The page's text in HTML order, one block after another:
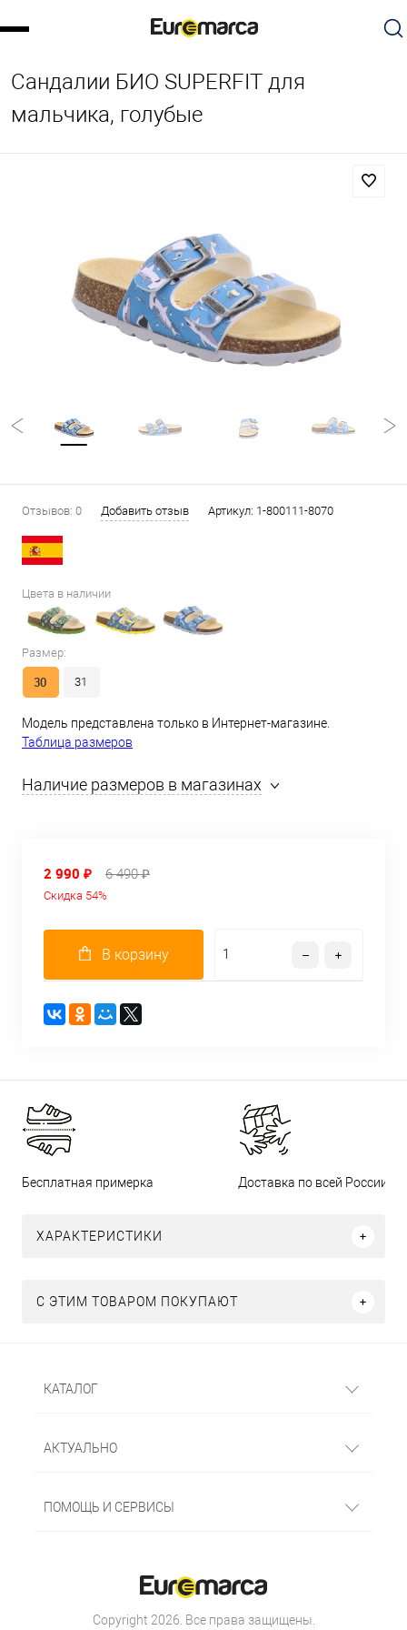
Сандалии БИО SUPERFIT для
мальчика, голубые
Отзывов: 0 Добавить отзыв Артикул: 1-800111-8070
Цвета в наличии
Размер:
30 31
Модель представлена только в Интернет-магазине.
Таблица размеров
Наличие размеров в магазинах
2 990 ₽ 6 490 ₽
Скидка 54%
В корзину
Бесплатная примерка Доставка по всей России
ХАРАКТЕРИСТИКИ
С ЭТИМ ТОВАРОМ ПОКУПАЮТ
КАТАЛОГ
АКТУАЛЬНО
ПОМОЩЬ И СЕРВИСЫ
Copyright 2026. Все права защищены.